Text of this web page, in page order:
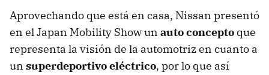
Aprovechando que está en casa, Nissan presentó
en el Japan Mobility Show un auto concepto que
representa la visión de la automotriz en cuanto a
un superdeportivo eléctrico, por lo que así